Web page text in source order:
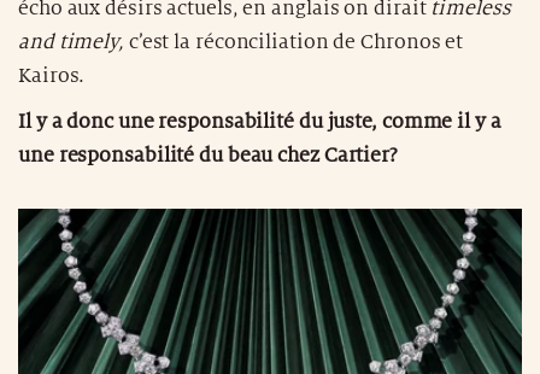
écho aux désirs actuels, en anglais on dirait timeless
and timely, c’est la réconciliation de Chronos et
Kairos.
Il y a donc une responsabilité du juste, comme il y a
une responsabilité du beau chez Cartier?